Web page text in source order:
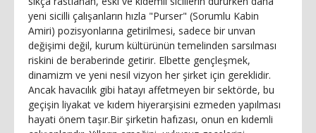
yeni sicilli çalışanların hızla "Purser" (Sorumlu Kabin
Amiri) pozisyonlarına getirilmesi, sadece bir unvan
değişimi değil, kurum kültürünün temelinden sarsılması
riskini de beraberinde getirir. Elbette gençleşmek,
dinamizm ve yeni nesil vizyon her şirket için gereklidir.
Ancak havacılık gibi hatayı affetmeyen bir sektörde, bu
geçişin liyakat ve kıdem hiyerarşisini ezmeden yapılması
hayati önem taşır. ​Bir şirketin hafızası, onun en kıdemli